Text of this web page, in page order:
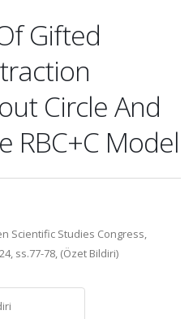
Gifted
Circle And
RBC+C Model
Scientific Studies Congress,
ss.77-78, (Özet Bildiri)